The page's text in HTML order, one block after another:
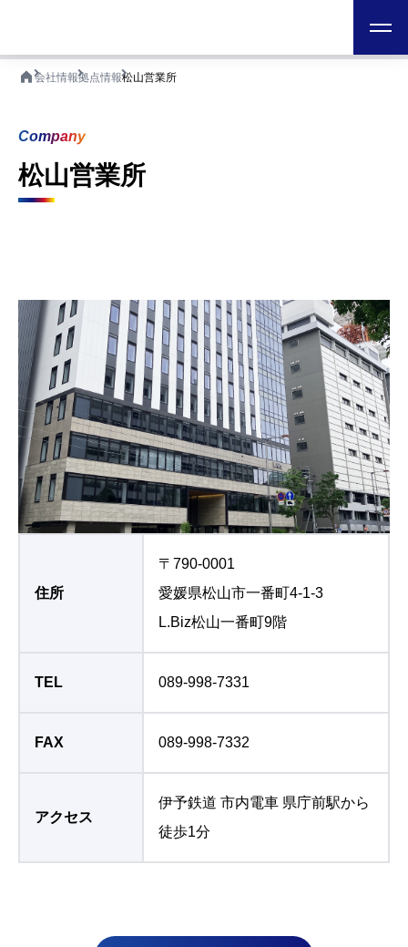
ホーム
会社情報拠点情報松山営業所
Company
松山営業所
住所
〒790-0001
愛媛県松山市一番町4-1-3
L.Biz松山一番町9階
TEL 089-998-7331
FAX 089-998-7332
アクセス
伊予鉄道 市内電車 県庁前駅から
徒歩1分